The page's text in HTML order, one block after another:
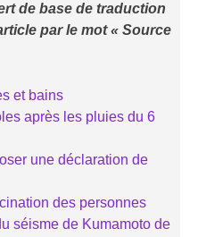
de base de traduction
par le mot « Source
et bains
après les pluies du 6
une déclaration de
des personnes
séisme de Kumamoto de